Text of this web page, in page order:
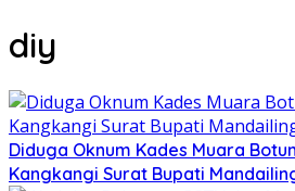
diy
Diduga Oknum Kades Muara
Kangkangi Surat Bupati